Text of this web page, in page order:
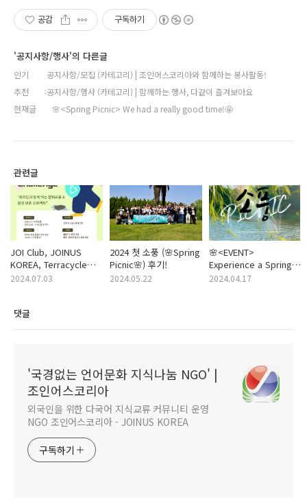
공감 구독하기
'공지사항/행사'의 다른글
인기
공지사항/모집 (카테고리) | 조인어스코리아와 함께하는 봉사활동!
추천
공지사항/행사 (카테고리) | 함께하는 행사, 다같이 즐겨보아요
현재글
🌸<Spring Picnic> We had a really good time!🤩
관련글
JOI Club, JOINUS
KOREA, Terracycle과
함께하는 Plogging
2024.07.03
2024 첫 소풍 (🌸Spring
Picnic🌸) 후기!
2024.05.22
🌸<EVENT>
Experience a Spring
Picnic blending
2024.04.17
댓글
'국경없는 언어문화 지식나눔 NGO' |
조인어스코리아
외국인을 위한 다국어 지식교류 커뮤니티 운영
NGO 조인어스코리아 - JOINUS KOREA
구독하기